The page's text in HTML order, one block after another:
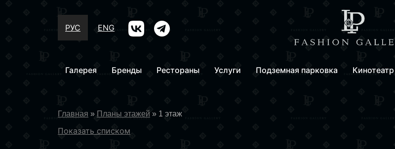
РУС ENG
Галерея Бренды Рестораны Услуги Подземная парковка Кинотеатр
Главная » Планы этажей » 1 этаж
Показать списком